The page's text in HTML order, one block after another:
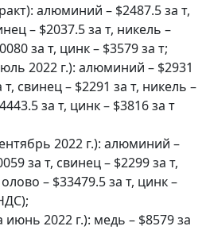
алюминий – $2487.5 за т,
– $2037.5 за т, никель –
за т, цинк – $3579 за т;
2022 г.): алюминий – $2931
свинец – $2291 за т, никель –
за т, цинк – $3816 за т
2022 г.): алюминий –
за т, свинец – $2299 за т,
– $33479.5 за т, цинк –
2022 г.): медь – $8579 за